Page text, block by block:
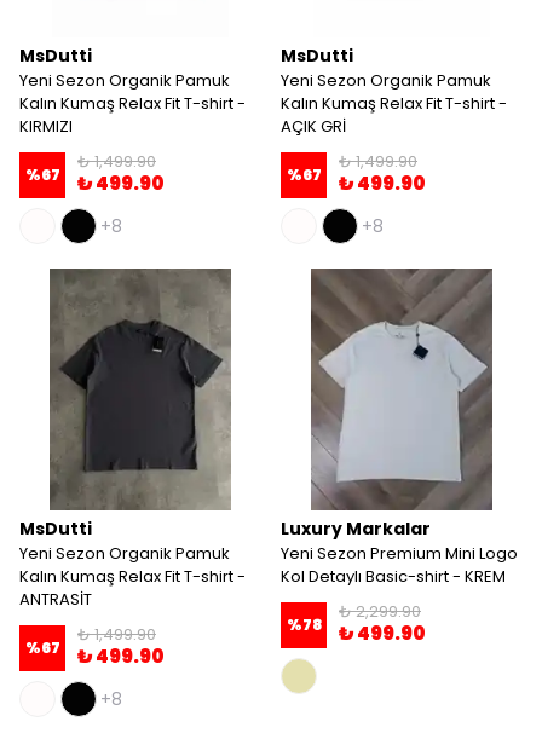
MsDutti
Yeni Sezon Organik Pamuk
Kalın Kumaş Relax Fit T-shirt -
KIRMIZI
%67
₺ 1,499.90
₺ 499.90
+8
MsDutti
Yeni Sezon Organik Pamuk
Kalın Kumaş Relax Fit T-shirt -
AÇIK GRİ
%67
₺ 1,499.90
₺ 499.90
+8
MsDutti
Yeni Sezon Organik Pamuk
Kalın Kumaş Relax Fit T-shirt -
ANTRASİT
%67
₺ 1,499.90
₺ 499.90
+8
Luxury Markalar
Yeni Sezon Premium Mini Logo
Kol Detaylı Basic-shirt - KREM
%78
₺ 2,299.90
₺ 499.90